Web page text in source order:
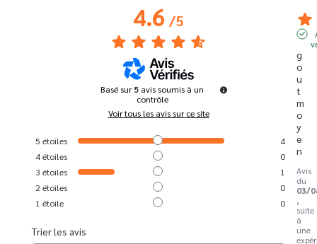
4.6/5
Basé sur5 avis soumis à un
contrôle
Voir tous les avis sur ce site
5 étoiles
4
4étoiles
0
3 étoiles
1
2 étoiles
0
1 étoile 0
Trier les avis
g
o
u
t
m
o
y
e
n
Avis
du
03/
,
suite
à
une